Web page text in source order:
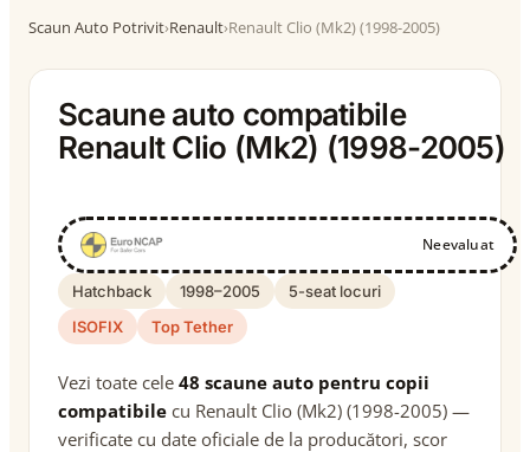
Scaun Auto Potrivit›Renault›Renault Clio (Mk2) (1998-2005)
Scaune auto compatibile
Renault Clio (Mk2) (1998-2005)
Neevaluat
Hatchback 1998–2005
5-seat locuri
ISOFIX
Top Tether
Vezi toate cele 48 scaune auto pentru copii
compatibile cu Renault Clio (Mk2) (1998-2005) —
verificate cu date oficiale de la producători, scor